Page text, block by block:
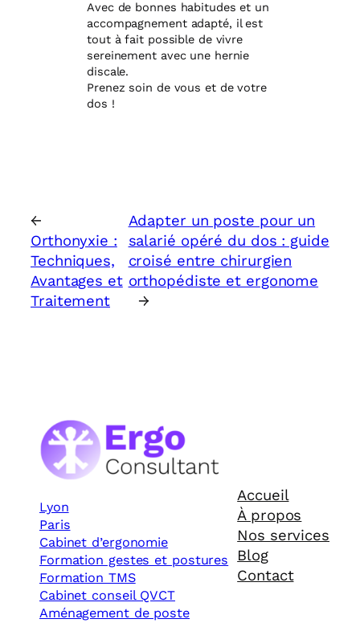
Avec de bonnes habitudes et un
accompagnement adapté, il est
tout à fait possible de vivre
sereinement avec une hernie
discale.
Prenez soin de vous et de votre
dos !
←
Orthonyxie :
Techniques,
Avantages et
Traitement
Adapter un poste pour un
salarié opéré du dos : guide
croisé entre chirurgien
orthopédiste et ergonome
→
Lyon
Paris
Cabinet d’ergonomie
Formation gestes et postures
Formation TMS
Cabinet conseil QVCT
Aménagement de poste
Accueil
À propos
Nos services
Blog
Contact